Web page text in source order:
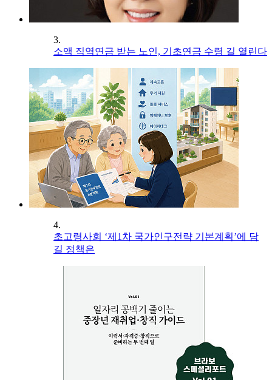
3.
소액 직역연금 받는 노인, 기초연금 수령 길 열린다
4.
초고령사회 ‘제1차 국가인구전략 기본계획’에 담
길 정책은